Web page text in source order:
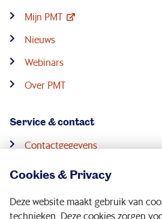
Cookies & Privacy
Deze website maakt gebruik van
technieken. Deze cookies zorgen
Mijn PMT
Nieuws
Webinars
Over PMT
Service & contact
Contactgegevens
Pensioenconsulenten
Digitale post